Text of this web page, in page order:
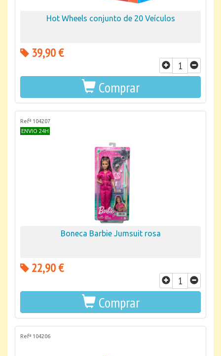
Hot Wheels conjunto de 20 Veículos
39,90 €
Comprar
Refª 104207
ENVIO 24H
Boneca Barbie Jumsuit rosa
22,90 €
Comprar
Refª 104206